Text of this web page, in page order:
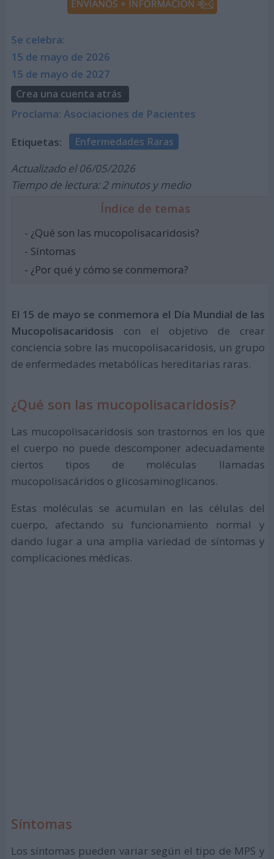
Se celebra:
15 de mayo de 2026
15 de mayo de 2027
Crea una cuenta atrás
Proclama: Asociaciones de Pacientes
Etiquetas: Enfermedades Raras
Actualizado el 06/05/2026
Tiempo de lectura: 2 minutos y medio
Índice de temas
- ¿Qué son las mucopolisacaridosis?
- Síntomas
- ¿Por qué y cómo se conmemora?
El 15 de mayo se conmemora el Día Mundial de las
Mucopolisacaridosis con el objetivo de crear
conciencia sobre las mucopolisacaridosis, un grupo
de enfermedades metabólicas hereditarias raras.
¿Qué son las mucopolisacaridosis?
Las mucopolisacaridosis son trastornos en los que
el cuerpo no puede descomponer adecuadamente
ciertos tipos de moléculas llamadas
mucopolisacáridos o glicosaminoglicanos.
Estas moléculas se acumulan en las células del
cuerpo, afectando su funcionamiento normal y
dando lugar a una amplia variedad de síntomas y
complicaciones médicas.
Síntomas
Los síntomas pueden variar según el tipo de MPS y